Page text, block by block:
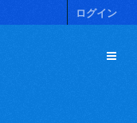
ログイン